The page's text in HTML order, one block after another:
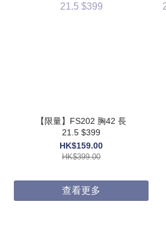
【限量】FS202 胸42 長
21.5 $399
HK$159.00
HK$399.00
查看更多